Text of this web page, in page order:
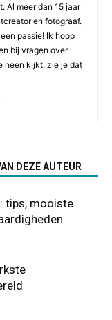
Al meer dan 15 jaar
en fotograaf.
passie! Ik hoop
bij vragen over
heen kijkt, zie je dat
DEZE AUTEUR
tips, mooiste